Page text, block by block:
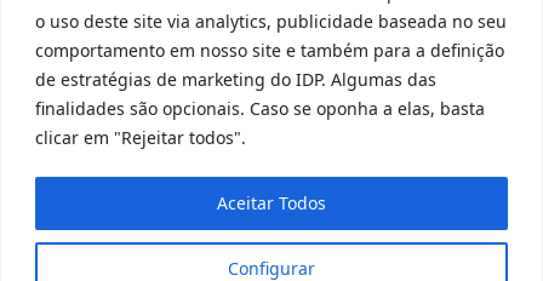
o uso deste site via analytics, publicidade baseada no seu
comportamento em nosso site e também para a definição
de estratégias de marketing do IDP. Algumas das
finalidades são opcionais. Caso se oponha a elas, basta
clicar em "Rejeitar todos".
Configurar
Aceitar Todos